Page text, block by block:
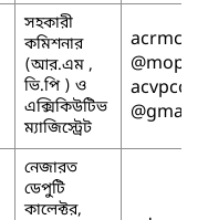
সহকারী
কমিশনার
(আর.এম ,
ভি.পি ) ও
এক্সিকিউটিভ
ম্যাজিস্ট্রেট
নেজারত
ডেপুটি
কালেক্টর,